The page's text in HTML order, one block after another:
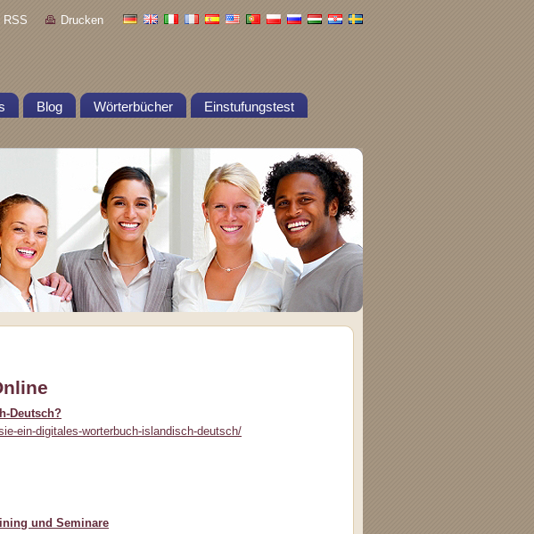
RSS Drucken
Blog Wörterbücher Einstufungstest
Deutsch?
ein-digitales-worterbuch-islandisch-deutsch/
und Seminare